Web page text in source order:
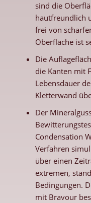
sind die
hautfreundlich
frei von
Oberfläche ist
Die
die Kanten mit
Lebensdauer
Kletterwand
Der
Condensation
Verfahren
über einen
extremen,
Bedingungen.
mit Bravour